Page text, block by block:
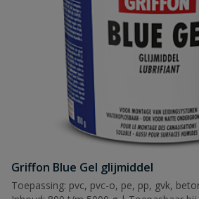
Griffon Blue Gel glijmiddel
Toepassing: pvc, pvc-o, pe, pp, gvk,